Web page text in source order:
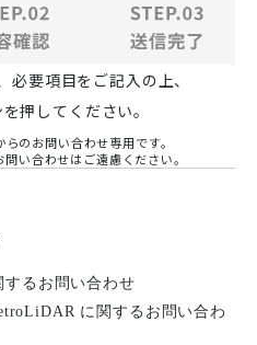
要項目をご記入の上、
押してください。
のお問い合わせ専用です。
い合わせはご遠慮ください。
るお問い合わせ
に関するお問い合わ